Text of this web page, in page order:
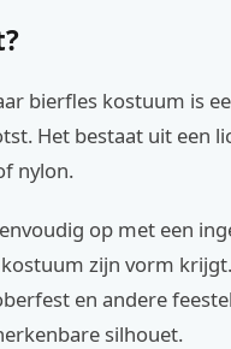
bierfles kostuum is
Het bestaat uit een
nylon.
op met een
zijn vorm
en andere
silhouet.